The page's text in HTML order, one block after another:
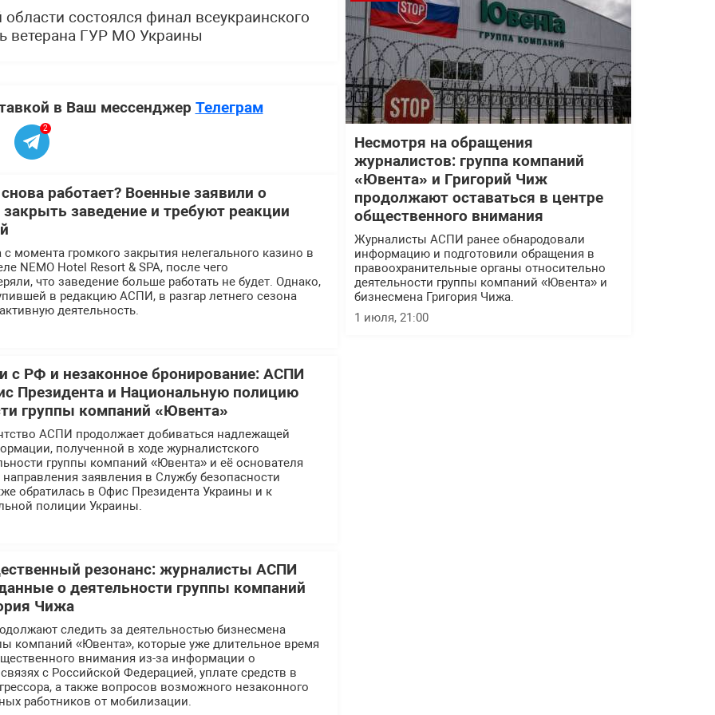
состоялся финал всеукраинского
ветерана ГУР МО Украины
в Ваш мессенджер Телеграм
2
работает? Военные заявили о
заведение и требуют реакции
момента громкого закрытия нелегального казино в
NEMO Hotel Resort & SPA, после чего
что заведение больше работать не будет. Однако,
в редакцию АСПИ, в разгар летнего сезона
деятельность.
с РФ и незаконное бронирование: АСПИ
Президента и Национальную полицию
группы компаний «Ювента»
АСПИ продолжает добиваться надлежащей
полученной в ходе журналистского
группы компаний «Ювента» и её основателя
заявления в Службу безопасности
обратилась в Офис Президента Украины и к
полиции Украины.
резонанс: журналисты АСПИ
о деятельности группы компаний
Чижа
следить за деятельностью бизнесмена
компаний «Ювента», которые уже длительное время
внимания из-за информации о
с Российской Федерацией, уплате средств в
а также вопросов возможного незаконного
работников от мобилизации.
Несмотря на обращения
журналистов: группа компаний
«Ювента» и Григорий Чиж
продолжают оставаться в центре
общественного внимания
Журналисты АСПИ ранее обнародовали
информацию и подготовили обращения в
правоохранительные органы относительно
деятельности группы компаний «Ювента» и
бизнесмена Григория Чижа.
1 июля, 21:00